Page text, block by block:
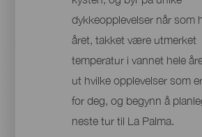
dykkeopplevelser når som
året, takket være utmerket
temperatur i vannet hele
ut hvilke opplevelser som
for deg, og begynn å
neste tur til La Palma.